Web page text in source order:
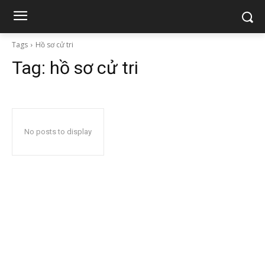
Tags Hồ sơ cử tri
Tag: hồ sơ cử tri
No posts to display